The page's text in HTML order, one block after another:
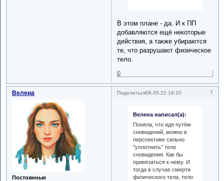
В этом плане - да. И к ПП
добавляются ещё некоторые
действия, а также убираются
те, что разрушают физическое
тело.
0
Поделиться 7
08.05.22 16:20
Велена
Постоянные
Велена написал(а):
Поняла, что идя путём
сновидений, можно в
перспективе сильно
"уплотнить" тело
сновидения. Как бы
привязаться к нему. И
тогда в случае смерти
физического тела, тело